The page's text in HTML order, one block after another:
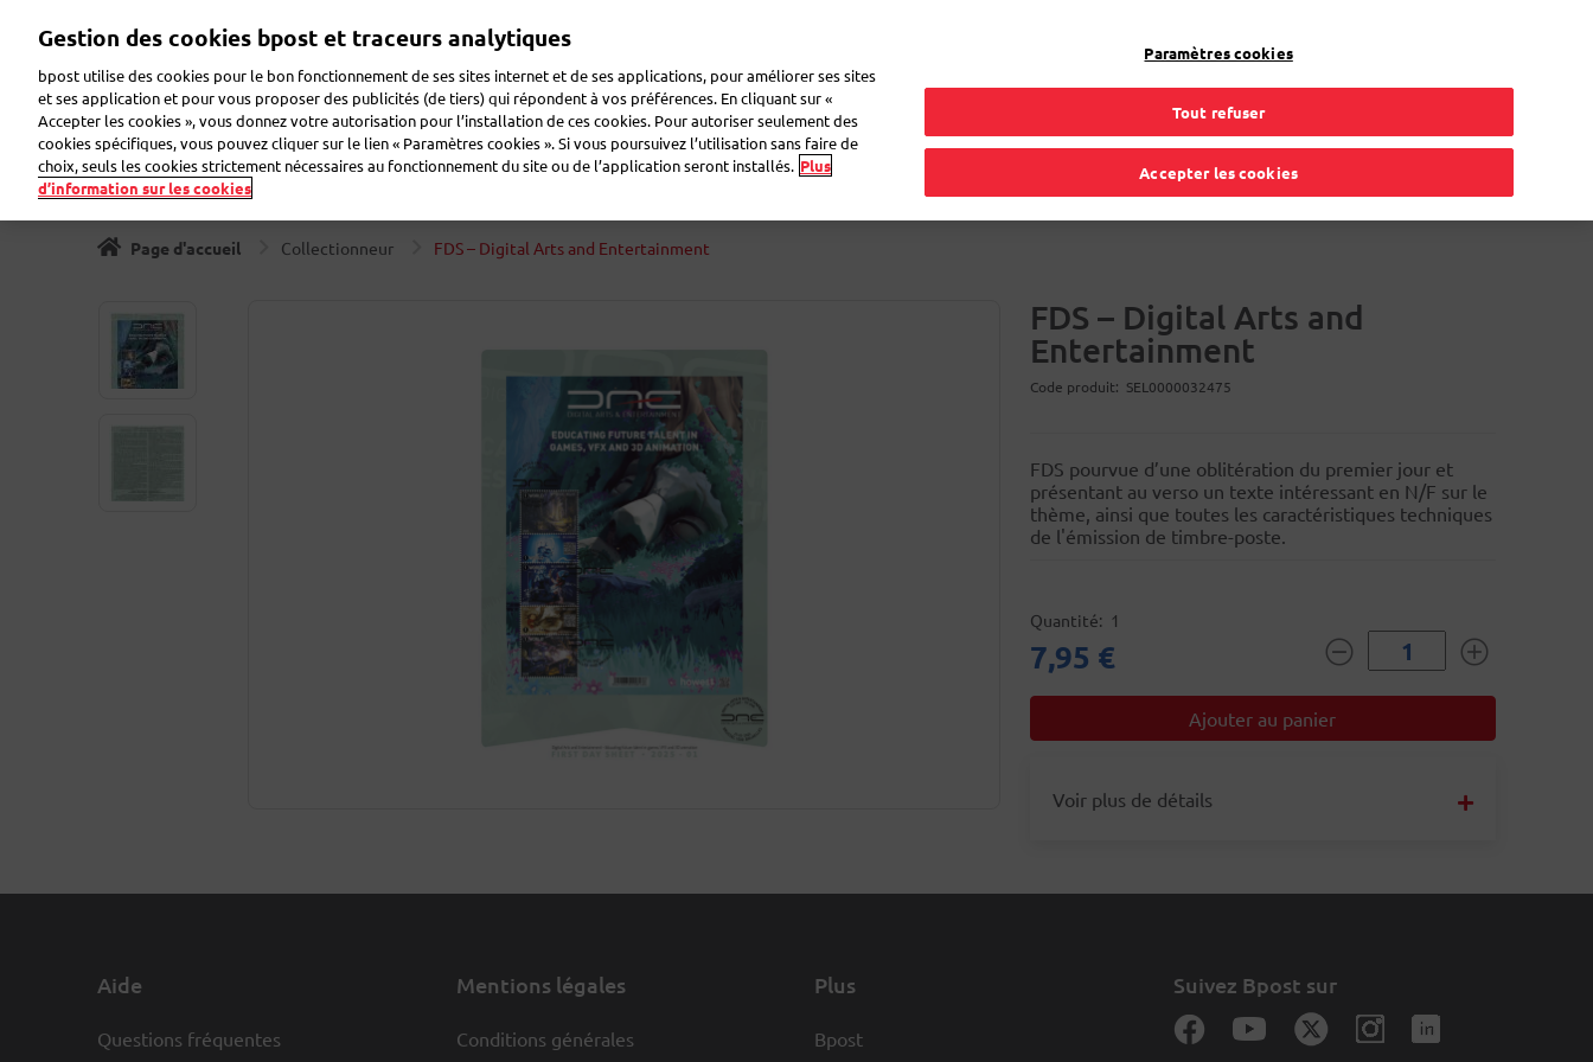
principal
Bienvenue sur eShop
Zoeken
Mon compte
Timbres Collectionneur Cartes de voeux Etiquettes pour colis Enveloppes & boîtes Cahiers Atoma Déménagement Carte de procuration Solutions en ligne
Page d'accueil Collectionneur FDS – Digital Arts and Entertainment
FDS – Digital Arts and
Entertainment
Code produit SEL0000032475
FDS pourvue d’une oblitération du premier jour et
présentant au verso un texte intéressant en N/F sur le
thème, ainsi que toutes les caractéristiques techniques
de l'émission de timbre-poste.
Quantité 1
7,95 €
Voir plus de détails
Aide
Questions fréquentes
Mentions légales
Conditions générales
Plus
Bpost
Suivez Bpost sur
Gestion des cookies bpost et traceurs analytiques
bpost utilise des cookies pour le bon fonctionnement de ses sites internet et de ses applications, pour améliorer ses sites
et ses application et pour vous proposer des publicités (de tiers) qui répondent à vos préférences. En cliquant sur «
Accepter les cookies », vous donnez votre autorisation pour l’installation de ces cookies. Pour autoriser seulement des
cookies spécifiques, vous pouvez cliquer sur le lien « Paramètres cookies ». Si vous poursuivez l’utilisation sans faire de
choix, seuls les cookies strictement nécessaires au fonctionnement du site ou de l’application seront installés. Plus
d’information sur les cookies
Paramètres cookies
Tout refuser
Accepter les cookies